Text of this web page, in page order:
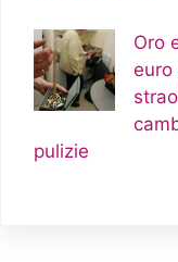
Oro
euro
pulizie